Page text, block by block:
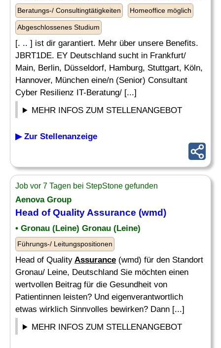
Beratungs-/ Consultingtätigkeiten Homeoffice möglich
Abgeschlossenes Studium
[. .. ] ist dir garantiert. Mehr über unsere Benefits.
JBRT1DE. EY Deutschland sucht in Frankfurt/
Main, Berlin, Düsseldorf, Hamburg, Stuttgart, Köln,
Hannover, München eine/n (Senior) Consultant
Cyber Resilienz IT-Beratung/ [...]
MEHR INFOS ZUM STELLENANGEBOT
▶ Zur Stellenanzeige
Job vor 7 Tagen bei StepStone gefunden
Aenova Group
Head of Quality Assurance (wmd)
• Gronau (Leine) Gronau (Leine)
Führungs-/ Leitungspositionen
Head of Quality Assurance (wmd) für den Standort
Gronau/ Leine, Deutschland Sie möchten einen
wertvollen Beitrag für die Gesundheit von
Patientinnen leisten? Und eigenverantwortlich
etwas wirklich Sinnvolles bewirken? Dann [...]
MEHR INFOS ZUM STELLENANGEBOT